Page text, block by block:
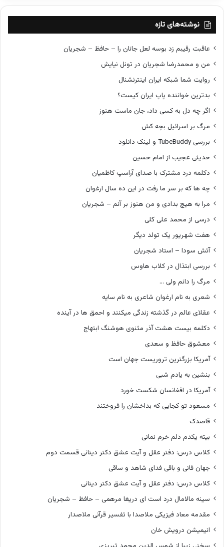
نوشته‌های تازه
عاقبت رقیبم زد بوسه لعل جانان را – حافظ – شجریان
من و محمدرضا شجریان در تونل نیایش
روایت شما شبکه ایران اینترنشنال
بدترین خواننده پاپ ایران کیست؟
اگر چه دل به کسی داد، جان ماست هنوز
مرگ بر اسرائیل بچه کش
بررسی TubeBuddy و لینک دانلود
حدیثی عجیب از امام حسین
دکلمه درد مشترک با صدای آراسپ کاظمیان
چه ها که بر سر ما رفت در این ده سال ارغوان
مرا به هیچ بدادی و من هنوز بر آنم – شجریان
درسی از محمد علی کلی
هفت شهریور یک تولد دیگر
آتش سودا – استاد شجریان
بررسی ابتذال در کلاب هاوس
مرگ را دانم ولی …
شعری به نام ارغوان شاعری به نام سایه
عقلای عالم در گذشته زندگی میکنند و احمق ها در آینده
دکلمه بیست هشت آذر مثنوی هوشنگ ابتهاج
معشوق حافظ و سعدی
آمریکا بزرگترین تروریست جهان است
بنشین به یادم شبی
آمریکا در افغانسان شکست خورد
مسعود تو کجایی که بداخشان را فروختند
قاصدک
بیته یکدم دلم خرم نمانی
کلاس درس: دفتر عقل و آیت عشق دکتر دینانی قسمت دوم
جهان فانی و باقی فدای شاهد و ساقی
کلاس درس: دفتر عقل و آیت عشق دکتر دینانی
سینه مالامال درد است ای دریغا مرهمی – حافظ – شجریان
مقدمه معاد فیزیکی ملاصدا با تفسیر قرآنی ملاصدار
انیمیشن درویش خان